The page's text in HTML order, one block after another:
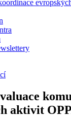
aktivit